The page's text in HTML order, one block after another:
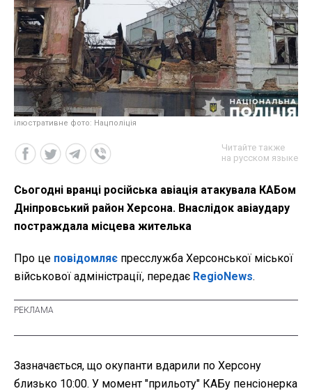
ілюстративне фото: Нацполіція
Читайте также
на русском языке
Сьогодні вранці російська авіація атакувала КАБом
Дніпровський район Херсона. Внаслідок авіаудару
постраждала місцева жителька
Про це повідомляє пресслужба Херсонської міської
військової адміністрації, передає RegioNews.
Зазначається, що окупанти вдарили по Херсону
близько 10:00. У момент "прильоту" КАБу пенсіонерка